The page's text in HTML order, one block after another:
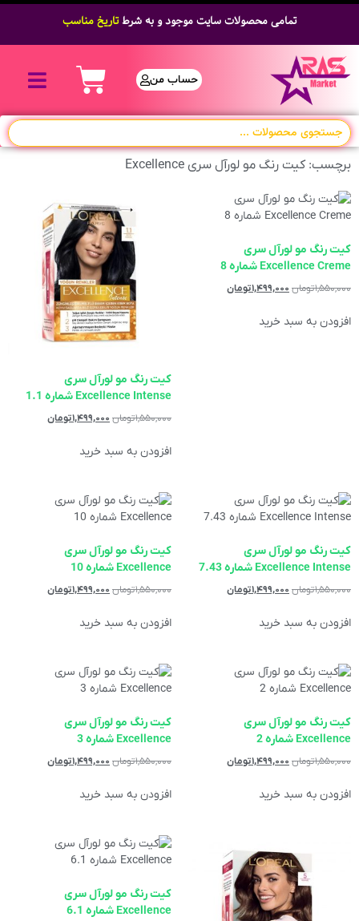
تمامی محصولات سایت موجود و به شرطتاریخ مناسب
حساب من
برچسب: کیت رنگ مو لورآل سری Excellence
کیت رنگ مو لورآل سری
Excellence Creme شماره 8
۱,۵۵۰,۰۰۰تومان ۱,۴۹۹,۰۰۰تومان
افزودن به سبد خرید
کیت رنگ مو لورآل سری
Excellence Intense شماره 1.1
۱,۵۵۰,۰۰۰تومان ۱,۴۹۹,۰۰۰تومان
افزودن به سبد خرید
کیت رنگ مو لورآل سری
Excellence Intense شماره 7.43
۱,۵۵۰,۰۰۰تومان ۱,۴۹۹,۰۰۰تومان
افزودن به سبد خرید
کیت رنگ مو لورآل سری
Excellence شماره 10
۱,۵۵۰,۰۰۰تومان ۱,۴۹۹,۰۰۰تومان
افزودن به سبد خرید
کیت رنگ مو لورآل سری
Excellence شماره 2
۱,۵۵۰,۰۰۰تومان ۱,۴۹۹,۰۰۰تومان
افزودن به سبد خرید
کیت رنگ مو لورآل سری
Excellence شماره 3
۱,۵۵۰,۰۰۰تومان ۱,۴۹۹,۰۰۰تومان
افزودن به سبد خرید
کیت رنگ مو لورآل سری
Excellence شماره 6.1